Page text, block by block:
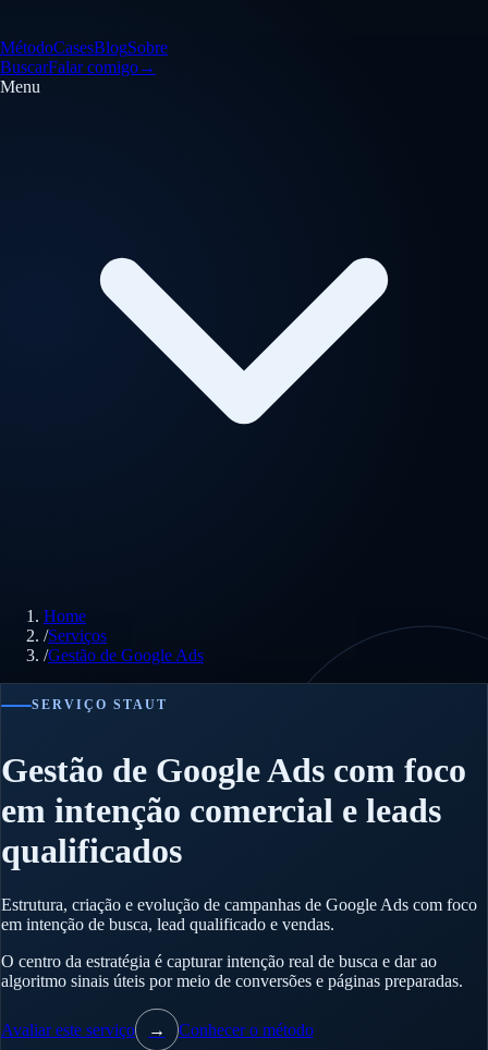
MétodoCasesBlogSobre
BuscarFalar comigo→
Menu
Home
/Serviços
/Gestão de Google Ads
SERVIÇO STAUT
Gestão de Google Ads com foco
em intenção comercial e leads
qualificados
Estrutura, criação e evolução de campanhas de Google Ads com foco
em intenção de busca, lead qualificado e vendas.
O centro da estratégia é capturar intenção real de busca e dar ao
algoritmo sinais úteis por meio de conversões e páginas preparadas.
Avaliar este serviço →
Conhecer o método